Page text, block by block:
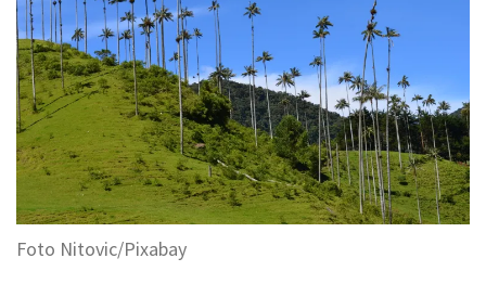
Foto Nitovic/Pixabay